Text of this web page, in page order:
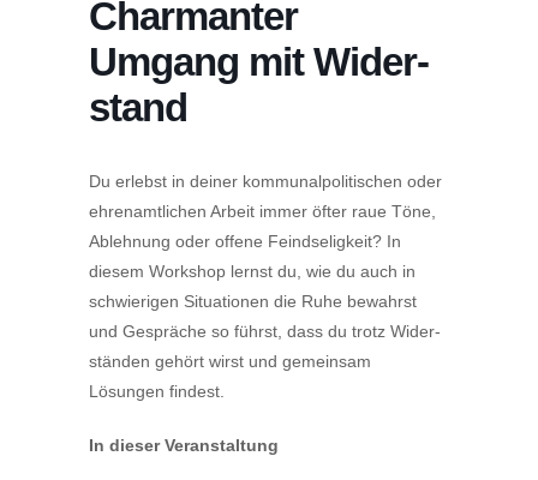
Charmanter
Umgang mit Wider­
stand
Du erlebst in deiner kommu­nal­po­li­ti­schen oder
ehren­amt­lichen Arbeit immer öfter raue Töne,
Ablehnung oder offene Feind­se­ligkeit? In
diesem Workshop lernst du, wie du auch in
schwie­rigen Situa­tionen die Ruhe bewahrst
und Gespräche so führst, dass du trotz Wider­
ständen gehört wirst und gemeinsam
Lösungen findest.
In dieser Veran­staltung